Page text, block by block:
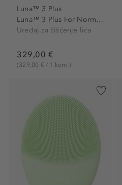
Luna™ 3 Plus
Luna™ 3 Plus For Normal Skin
Uređaj za čišćenje lica
329,00 €
(329,00 € / 1 kom.)